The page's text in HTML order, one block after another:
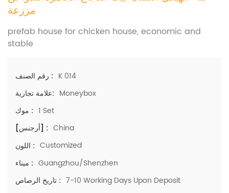
مزرعة
prefab house for chicken house, economic and
stable
رقم الصنف : K 014
علامة تجارية: Moneybox
موك : 1 Set
[أرجنس] : China
اللون : Customized
ميناء : Guangzhou/Shenzhen
تاريخ الرصاص : 7-10 Working Days Upon Deposit